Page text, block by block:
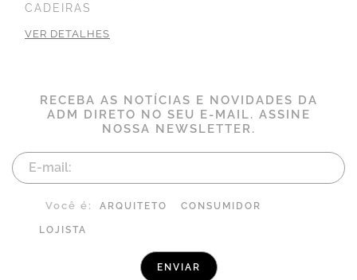
CADEIRAS
VER DETALHES
RECEBA AS NOTÍCIAS E NOVIDADES DA
ADM DIRETO NO SEU E-MAIL. ASSINE
NOSSA NEWSLETTER.
Você é: ARQUITETO CONSUMIDOR
LOJISTA